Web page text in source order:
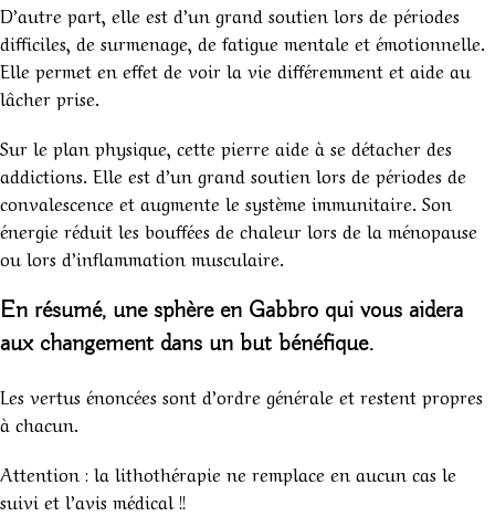
D’autre part, elle est d’un grand soutien lors de périodes
difficiles, de surmenage, de fatigue mentale et émotionnelle.
Elle permet en effet de voir la vie différemment et aide au
lâcher prise.
Sur le plan physique, cette pierre aide à se détacher des
addictions. Elle est d’un grand soutien lors de périodes de
convalescence et augmente le système immunitaire. Son
énergie réduit les bouffées de chaleur lors de la ménopause
ou lors d’inflammation musculaire.
En résumé, unesphère en Gabbro qui vous aidera
aux changement dans un but bénéfique.
Les vertus énoncées sont d’ordre générale et restent propres
à chacun.
Attention : la lithothérapie ne remplace en aucun cas le
suivi et l’avis médical !!